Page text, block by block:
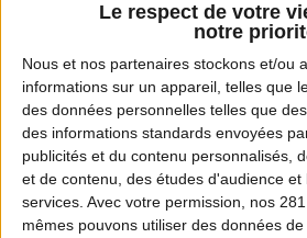
Le respect de votre
notre
Nous et nos partenaires stockons et/ou
informations sur un appareil, telles que
des données personnelles telles que
des informations standards envoyées
publicités et du contenu personnalisés,
et de contenu, des études d'audience
services. Avec votre permission, nos
mêmes pouvons utiliser des données
à des opérations de baguage
actions permettent de recueillir
précieuses pour mieux
dynamiques des populations et
pratiques de gestion. Une
entre science et terrain, au
biodiversité.